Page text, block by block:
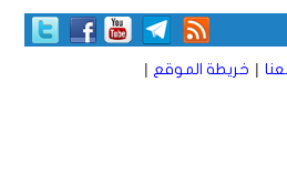
| خريطة الموقع |